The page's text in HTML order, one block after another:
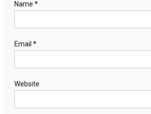
Name *
Email *
Website